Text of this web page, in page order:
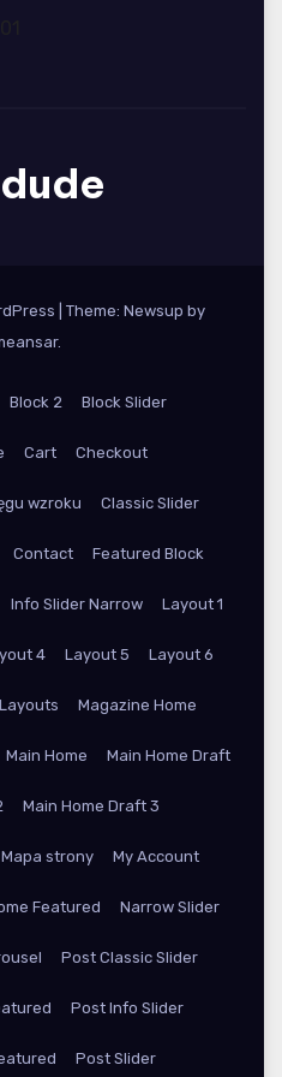
Theme: Newsup by
.
Block 2 Block Slider
Cart Checkout
wzroku Classic Slider
Contact Featured Block
Info Slider Narrow Layout 1
4 Layout 5 Layout 6
Layouts Magazine Home
Main Home Main Home Draft
Main Home Draft 3
Mapa strony My Account
Featured Narrow Slider
Post Classic Slider
Post Info Slider
Post Slider